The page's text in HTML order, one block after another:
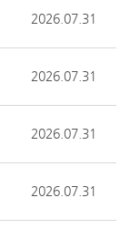
2026.07.31
2026.07.31
2026.07.31
2026.07.31